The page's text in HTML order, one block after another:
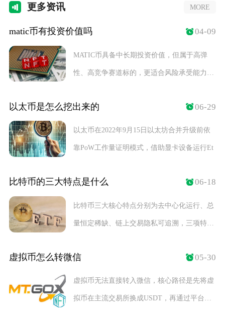
更多资讯 MORE
matic币有投资价值吗 04-09
MATIC币具备中长期投资价值，但属于高弹
性、高竞争赛道标的，更适合风险承受能力较
以太币是怎么挖出来的 06-29
以太币在2022年9月15日以太坊合并升级前依
靠PoW工作量证明模式，借助显卡设备运行Et
比特币的三大特点是什么 06-18
比特币三大核心特点分别为去中心化运行、总
量恒定稀缺、链上交易隐私可追溯，三项特质
虚拟币怎么转微信 05-30
虚拟币无法直接转入微信，核心路径是先将虚
拟币在主流交易所换成USDT，再通过平台